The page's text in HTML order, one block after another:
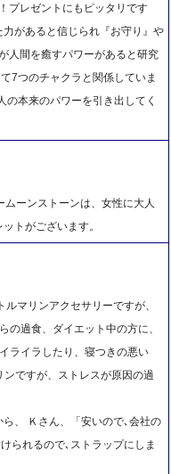
プレゼントにもピッタリです
あると信じられ『お守り』や
人間を癒すパワーがあると研究
7つのチャクラと関係していま
本来のパワーを引き出してく
ーンストーンは、女性に大人
トがございます。
マリンアクセサリーですが、
の過食、ダイエット中の方に、
ライラしたり、寝つきの悪い
ですが、ストレスが原因の過
、 Ｋさん、「安いので､会社の
られるので､ストラップにしま